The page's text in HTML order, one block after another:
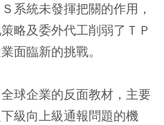
系統未發揮把關的作用，
略及委外代工削弱了ＴＰ
面臨新的挑戰。
球企業的反面教材，主要
級向上級通報問題的機